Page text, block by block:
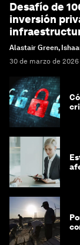
Desafío de
inversión
Alastair Green,
30 de marzo de 2026